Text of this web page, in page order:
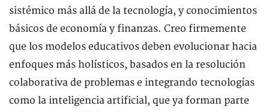
sistémico más allá de la tecnología, y conocimientos
básicos de economía y finanzas. Creo firmemente
que los modelos educativos deben evolucionar hacia
enfoques más holísticos, basados en la resolución
colaborativa de problemas e integrando tecnologías
como la inteligencia artificial, que ya forman parte